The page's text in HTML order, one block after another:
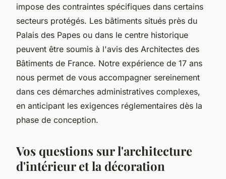
impose des contraintes spécifiques dans certains
secteurs protégés. Les bâtiments situés près du
Palais des Papes ou dans le centre historique
peuvent être soumis à l'avis des Architectes des
Bâtiments de France. Notre expérience de 17 ans
nous permet de vous accompagner sereinement
dans ces démarches administratives complexes,
en anticipant les exigences réglementaires dès la
phase de conception.
Vos questions sur l'architecture
d'intérieur et la décoration